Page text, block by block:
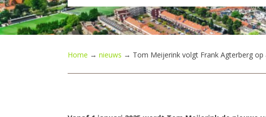
Home →nieuws → Tom Meijerink volgt Frank Agterberg